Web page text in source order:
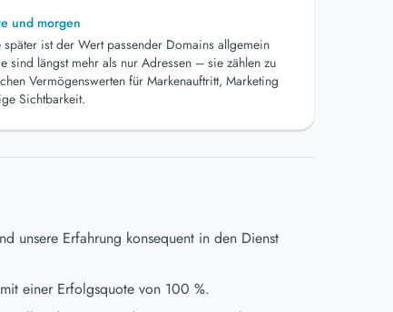
und morgen
später ist der Wert passender Domains allgemein
sind längst mehr als nur Adressen – sie zählen zu
Vermögenswerten für Markenauftritt, Marketing
Sichtbarkeit.
unsere Erfahrung konsequent in den Dienst
einer Erfolgsquote von 100 %.